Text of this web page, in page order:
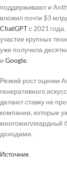
поддерживают и
вложил почти $3
ChatGPTс 2021
участие крупных
уже получила
и Google.
Резкий рост оценки
генеративного
делают ставку не
компании, которые
многомиллиардный
доходами.
Источник